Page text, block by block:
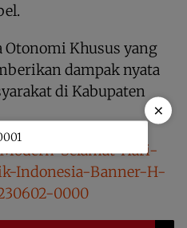
Otonomi Khusus yang
dampak nyata
di Kabupaten
×